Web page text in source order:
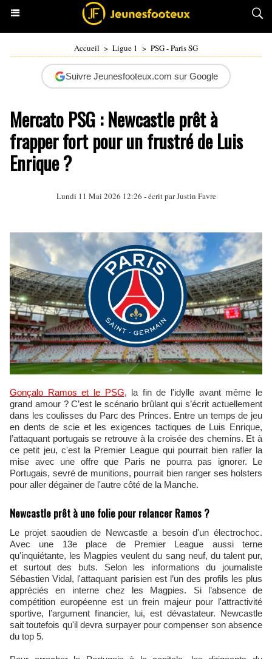
Accueil > Ligue 1 > PSG - Paris SG
Suivre Jeunesfooteux.com sur Google
Mercato PSG : Newcastle prêt à
frapper fort pour un frustré de Luis
Enrique ?
Lundi 11 Mai 2026 12:26 - écrit parJustin Favre
Gonçalo Ramos et le PSG, la fin de l'idylle avant même le
grand amour ? C’est le scénario brûlant qui s’écrit actuellement
dans les coulisses du Parc des Princes. Entre un temps de jeu
en dents de scie et les exigences tactiques de Luis Enrique,
l’attaquant portugais se retrouve à la croisée des chemins. Et à
ce petit jeu, c'est la Premier League qui pourrait bien rafler la
mise avec une offre que Paris ne pourra pas ignorer. Le
Portugais, sevré de munitions, pourrait bien ranger ses holsters
pour aller dégainer de l'autre côté de la Manche.
Newcastle prêt à une folie pour relancer Ramos ?
Le projet saoudien de Newcastle a besoin d'un électrochoc.
Avec une 13e place de Premier League aussi terne
qu'inquiétante, les Magpies veulent du sang neuf, du talent pur,
et surtout des buts. Selon les informations du journaliste
Sébastien Vidal, l'attaquant parisien est l’un des profils les plus
appréciés en interne chez les Magpies. Si l’absence de
compétition européenne est un frein majeur pour l'attractivité
sportive, l’argument financier, lui, est dévastateur. Newcastle
sait toutefois qu'il devra surpayer pour compenser son absence
du top 5.